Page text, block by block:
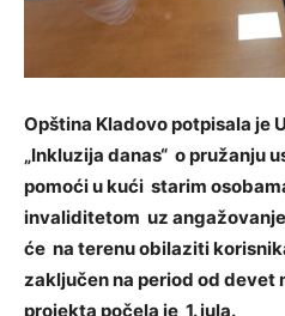
Opština Kladovo potpisala je
„Inkluzija danas“ o pružanju
pomoći u kući starim
invaliditetom uz
će na terenu obilaziti
zaključen na period od devet
projekta počela je 1. jula.